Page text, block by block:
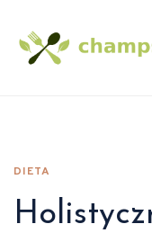
DIETA